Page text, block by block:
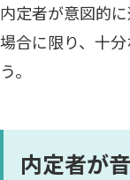
内定者が意図的
場合に限り、十
う。
内定者が